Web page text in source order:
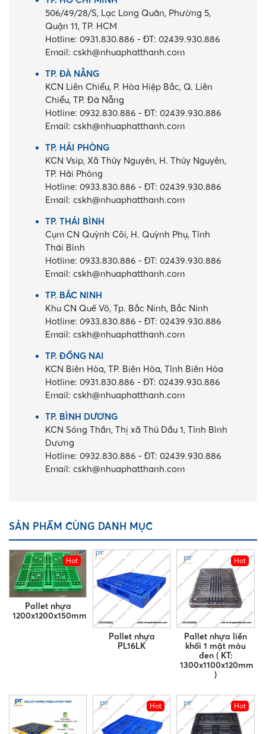
506/49/28/S, Lạc Long Quân, Phường 5,
Quận 11, TP. HCM
Hotline: 0931.830.886 -ĐT: 02439.930.886
Email:cskh@nhuaphatthanh.com
TP. ĐÀ NẴNG
KCN Liên Chiểu, P. Hòa Hiệp Bắc, Q. Liên
Chiểu, TP. Đà Nẵng
Hotline: 0932.830.886 -ĐT: 02439.930.886
Email:cskh@nhuaphatthanh.com
TP. HẢI PHÒNG
KCN Vsip, Xã Thủy Nguyên, H. Thủy Nguyên,
TP. Hải Phòng
Hotline: 0933.830.886 -ĐT: 02439.930.886
Email:cskh@nhuaphatthanh.com
TP. THÁI BÌNH
Cụm CN Quỳnh Côi, H. Quỳnh Phụ, Tỉnh
Thái Bình
Hotline: 0933.830.886 -ĐT: 02439.930.886
Email:cskh@nhuaphatthanh.com
TP. BẮC NINH
Khu CN Quế Võ, Tp. Bắc Ninh, Bắc Ninh
Hotline: 0933.830.886 -ĐT: 02439.930.886
Email:cskh@nhuaphatthanh.com
TP. ĐỒNG NAI
KCN Biên Hòa, TP. Biên Hòa, Tỉnh Biên Hòa
Hotline: 0931.830.886 -ĐT: 02439.930.886
Email:cskh@nhuaphatthanh.com
TP. BÌNH DƯƠNG
KCN Sóng Thần, Thị xã Thủ Dầu 1, Tỉnh Bình
Dương
Hotline: 0932.830.886 -ĐT: 02439.930.886
Email:cskh@nhuaphatthanh.com
SẢN PHẨM CÙNG DANH MỤC
Hot
Pallet nhựa
1200x1200x150mm
Pallet nhựa
PL16LK
Hot
Pallet nhựa liền
khối 1 mặt màu
đen ( KT:
1300x1100x120mm
)
Hot Hot